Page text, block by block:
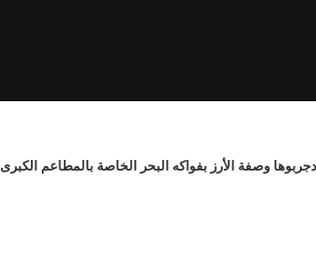
وصفة الأرز بفواكه البحر الخاصة بالمطاعم الكبرى